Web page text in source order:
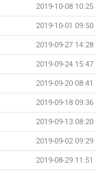
2019-10-08 10:25
2019-10-01 09:50
2019-09-27 14:28
2019-09-24 15:47
2019-09-20 08:41
2019-09-18 09:36
2019-09-13 08:20
2019-09-02 09:29
2019-08-29 11:51